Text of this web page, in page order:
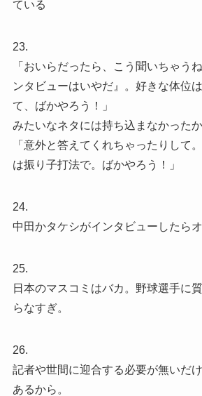
ている
23.
「おいらだったら、こう聞いちゃう
ンタビューはいやだ』。好きな体位
て、ばかやろう！」
みたいなネタには持ち込まなかったか
「意外と答えてくれちゃったりして
は振り子打法で。ばかやろう！」
24.
中田かタケシがインタビューしたら
25.
日本のマスコミはバカ。野球選手に
らなすぎ。
26.
記者や世間に迎合する必要が無いだ
あるから。